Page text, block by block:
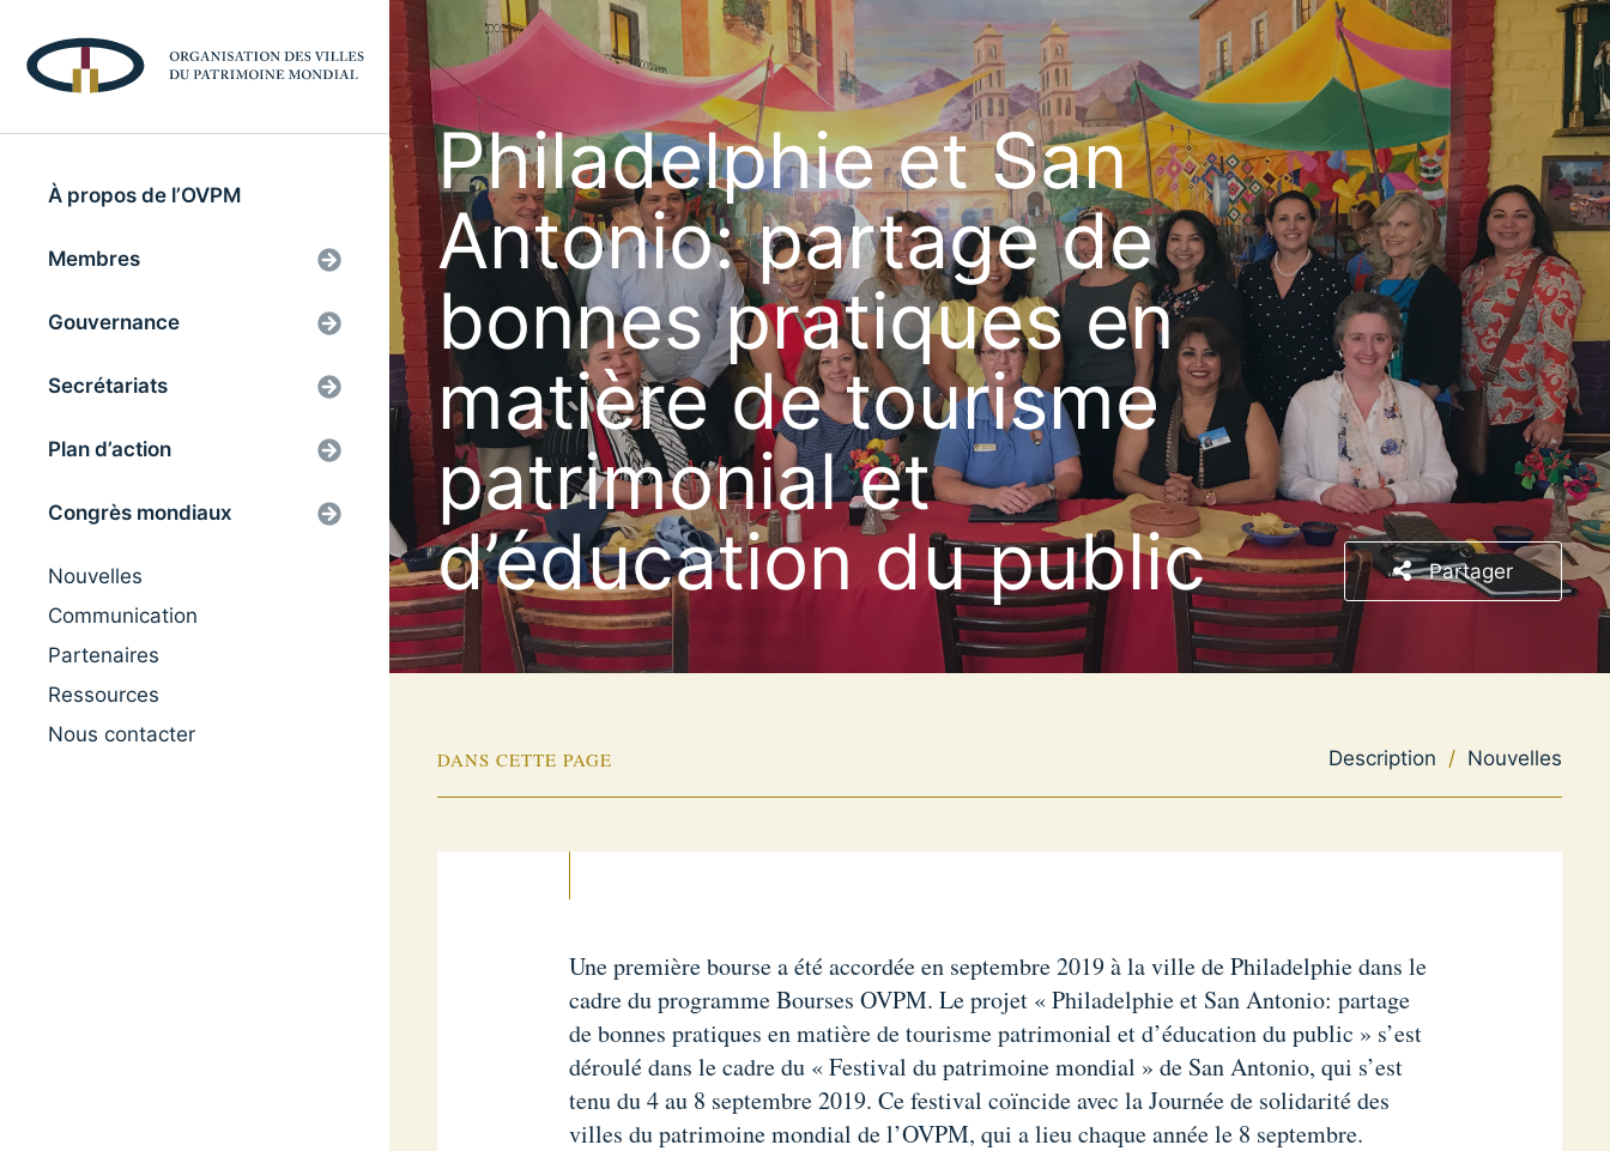
À propos de l’OVPM
Membres
Gouvernance
Secrétariats
Plan d’action
Congrès mondiaux
Nouvelles
Communication
Partenaires
Ressources
Nous contacter
Philadelphie et San
Antonio: partage de
bonnes pratiques en
matière de tourisme
patrimonial et
d’éducation du public
Partager
DANS CETTE PAGE Description / Nouvelles
Une première bourse a été accordée en septembre 2019 à la ville de Philadelphie dans le
cadre du programme Bourses OVPM. Le projet « Philadelphie et San Antonio: partage
de bonnes pratiques en matière de tourisme patrimonial et d’éducation du public » s’est
déroulé dans le cadre du « Festival du patrimoine mondial » de San Antonio, qui s’est
tenu du 4 au 8 septembre 2019. Ce festival coïncide avec la Journée de solidarité des
villes du patrimoine mondial de l’OVPM, qui a lieu chaque année le 8 septembre.